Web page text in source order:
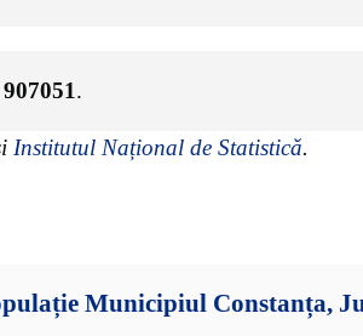
907051.
Institutul Național de Statistică.
Municipiul Constanța,